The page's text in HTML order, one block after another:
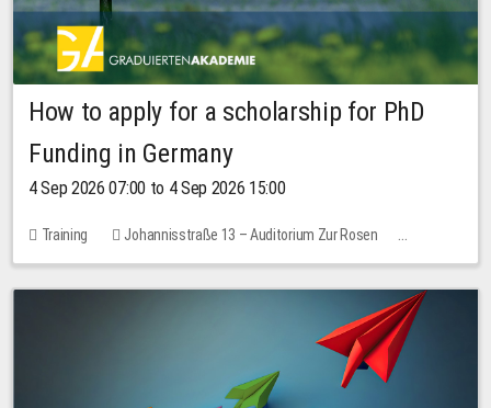
How to apply for a scholarship for PhD
Funding in Germany
4 Sep 2026 07:00 to 4 Sep 2026 15:00
Training
Johannisstraße 13 – Auditorium Zur Rosen
7 places
10.00 EUR